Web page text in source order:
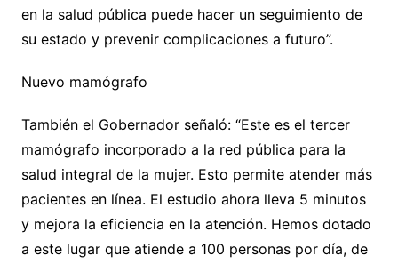
en la salud pública puede hacer un seguimiento de
su estado y prevenir complicaciones a futuro”.
Nuevo mamógrafo
También el Gobernador señaló: “Este es el tercer
mamógrafo incorporado a la red pública para la
salud integral de la mujer. Esto permite atender más
pacientes en línea. El estudio ahora lleva 5 minutos
y mejora la eficiencia en la atención. Hemos dotado
a este lugar que atiende a 100 personas por día, de